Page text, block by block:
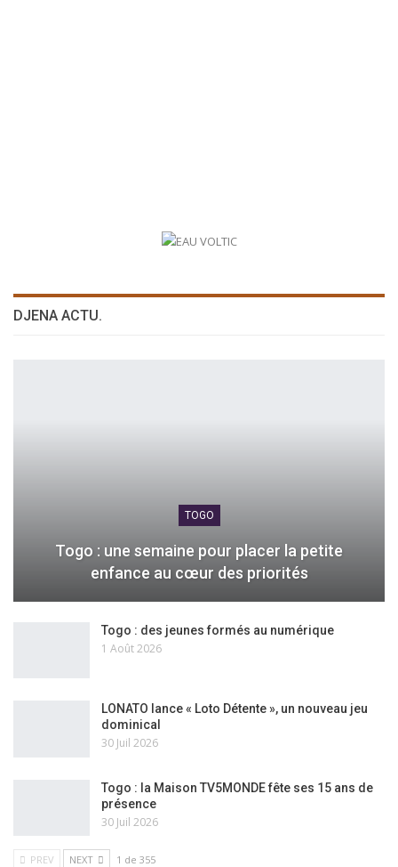
DJENA ACTU.
TOGO
Togo : une semaine pour placer la petite
enfance au cœur des priorités
Togo : des jeunes formés au numérique
1 Août 2026
LONATO lance « Loto Détente », un nouveau jeu
dominical
30 Juil 2026
Togo : la Maison TV5MONDE fête ses 15 ans de
présence
30 Juil 2026
PREV NEXT 1 de 355